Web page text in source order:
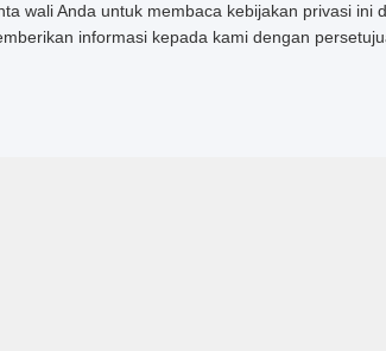
wali Anda untuk membaca kebijakan privasi ini
informasi kepada kami dengan